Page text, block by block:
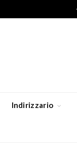
Indirizzario